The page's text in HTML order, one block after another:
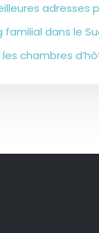
adresses
dans le
chambres